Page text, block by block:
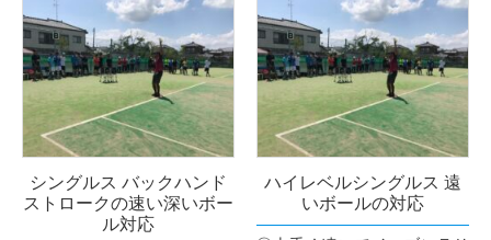
シングルス バックハンド
ストロークの速い深いボー
ル対応
ハイレベルシングルス 遠
いボールの対応